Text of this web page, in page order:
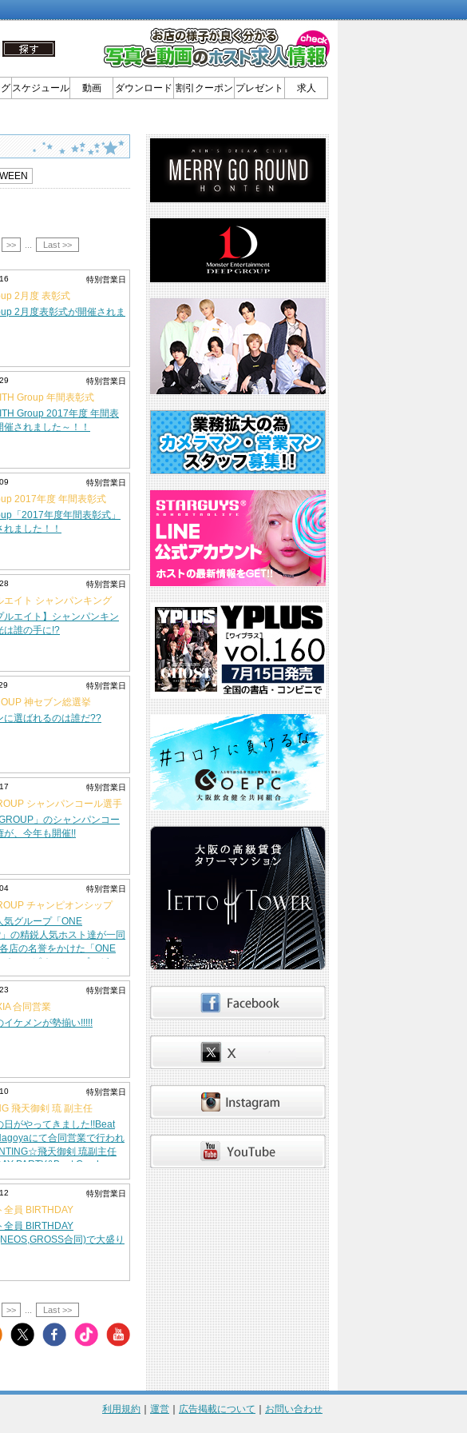
スケジュール 動画 ダウンロード 割引クーポン プレゼント 求人
>> Last >>
特別営業日
2月度 表彰式
2月度表彰式が開催されま
特別営業日
Group 年間表彰式
Group 2017年度 年間表
催されました～！！
特別営業日
2017年度 年間表彰式
「2017年度年間表彰式」
れました！！
特別営業日
エイト シャンパンキング
ルエイト】シャンパンキン
は誰の手に!?
特別営業日
神セブン総選挙
に選ばれるのは誰だ??
特別営業日
シャンパンコール選手
GROUP」のシャンパンコー
が、今年も開催!!
特別営業日
チャンピオンシップ
気グループ「ONE
の精鋭人気ホスト達が一同
店の名誉をかけた「ONE
チャンピオンシップ」が
」で開催されまし
特別営業日
合同営業
イケメンが勢揃い!!!!!
特別営業日
飛天御剣 琉 副主任
PARTY&Beat Crush
グランドオープンevent
日がやってきました!!Beat
にて合同営業で行われ
飛天御剣 琉副主任
PARTY&Beat Crush
ランドオープンevent!!
特別営業日
全員 BIRTHDAY
合同)@NEOS
全員 BIRTHDAY
合同)で大盛り
>> Last >>
利用規約 運営 広告掲載について お問い合わせ